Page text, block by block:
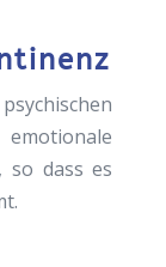
so dass es